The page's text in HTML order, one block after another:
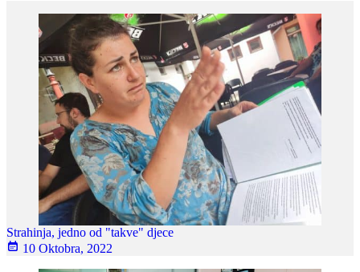
Strahinja, jedno od "takve" djece
10 Oktobra, 2022